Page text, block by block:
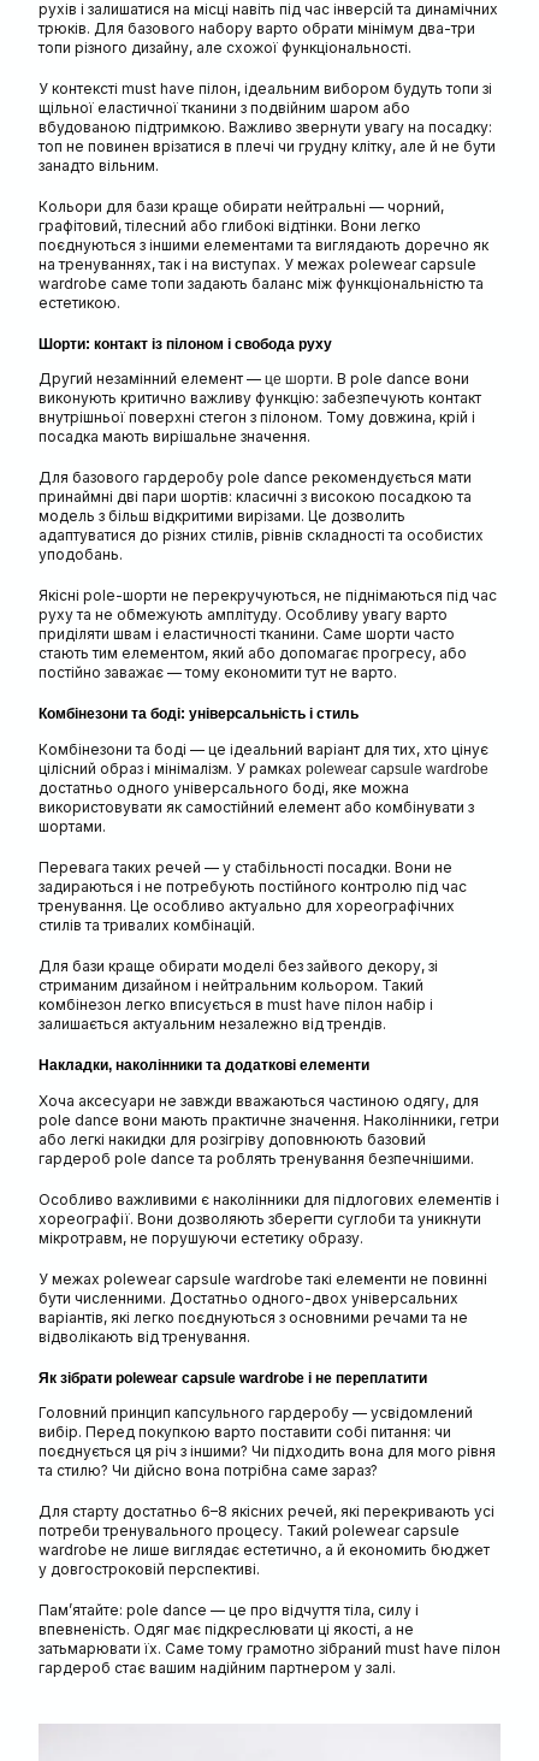
рухів і залишатися на місці навіть під час інверсій та динамічних
трюків. Для базового набору варто обрати мінімум два-три
топи різного дизайну, але схожої функціональності.
У контексті must have пілон, ідеальним вибором будуть топи зі
щільної еластичної тканини з подвійним шаром або
вбудованою підтримкою. Важливо звернути увагу на посадку:
топ не повинен врізатися в плечі чи грудну клітку, але й не бути
занадто вільним.
Кольори для бази краще обирати нейтральні — чорний,
графітовий, тілесний або глибокі відтінки. Вони легко
поєднуються з іншими елементами та виглядають доречно як
на тренуваннях, так і на виступах. У межах polewear capsule
wardrobe саме топи задають баланс між функціональністю та
естетикою.
Шорти: контакт із пілоном і свобода руху
Другий незамінний елемент — це шорти. В pole dance вони
виконують критично важливу функцію: забезпечують контакт
внутрішньої поверхні стегон з пілоном. Тому довжина, крій і
посадка мають вирішальне значення.
Для базового гардеробу pole dance рекомендується мати
принаймні дві пари шортів: класичні з високою посадкою та
модель з більш відкритими вирізами. Це дозволить
адаптуватися до різних стилів, рівнів складності та особистих
уподобань.
Якісні pole-шорти не перекручуються, не піднімаються під час
руху та не обмежують амплітуду. Особливу увагу варто
приділяти швам і еластичності тканини. Саме шорти часто
стають тим елементом, який або допомагає прогресу, або
постійно заважає — тому економити тут не варто.
Комбінезони та боді: універсальність і стиль
Комбінезони та боді — це ідеальний варіант для тих, хто цінує
цілісний образ і мінімалізм. У рамках polewear capsule wardrobe
достатньо одного універсального боді, яке можна
використовувати як самостійний елемент або комбінувати з
шортами.
Перевага таких речей — у стабільності посадки. Вони не
задираються і не потребують постійного контролю під час
тренування. Це особливо актуально для хореографічних
стилів та тривалих комбінацій.
Для бази краще обирати моделі без зайвого декору, зі
стриманим дизайном і нейтральним кольором. Такий
комбінезон легко вписується в must have пілон набір і
залишається актуальним незалежно від трендів.
Накладки, наколінники та додаткові елементи
Хоча аксесуари не завжди вважаються частиною одягу, для
pole dance вони мають практичне значення. Наколінники, гетри
або легкі накидки для розігріву доповнюють базовий
гардероб pole dance та роблять тренування безпечнішими.
Особливо важливими є наколінники для підлогових елементів і
хореографії. Вони дозволяють зберегти суглоби та уникнути
мікротравм, не порушуючи естетику образу.
У межах polewear capsule wardrobe такі елементи не повинні
бути численними. Достатньо одного-двох універсальних
варіантів, які легко поєднуються з основними речами та не
відволікають від тренування.
Як зібрати polewear capsule wardrobe і не переплатити
Головний принцип капсульного гардеробу — усвідомлений
вибір. Перед покупкою варто поставити собі питання: чи
поєднується ця річ з іншими? Чи підходить вона для мого рівня
та стилю? Чи дійсно вона потрібна саме зараз?
Для старту достатньо 6–8 якісних речей, які перекривають усі
потреби тренувального процесу. Такий polewear capsule
wardrobe не лише виглядає естетично, а й економить бюджет
у довгостроковій перспективі.
Пам’ятайте: pole dance — це про відчуття тіла, силу і
впевненість. Одяг має підкреслювати ці якості, а не
затьмарювати їх. Саме тому грамотно зібраний must have пілон
гардероб стає вашим надійним партнером у залі.